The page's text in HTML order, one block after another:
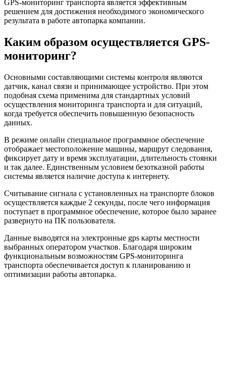
GPS-мониторинг транспорта является эффективным
решением для достижения необходимого экономического
результата в работе автопарка компании.
Каким образом осуществляется GPS-
мониторинг?
Основными составляющими системы контроля являются
датчик, канал связи и принимающее устройство. При этом
подобная схема применима для стандартных условий
осуществления мониторинга транспорта и для ситуаций,
когда требуется обеспечить повышенную безопасность
данных.
В режиме онлайн специальное программное обеспечение
отображает местоположение машины, маршрут следования,
фиксирует дату и время эксплуатации, длительность стоянки
и так далее. Единственным условием безотказной работы
системы является наличие доступа к интернету.
Считывание сигнала с установленных на транспорте блоков
осуществляется каждые 2 секунды, после чего информация
поступает в программное обеспечение, которое было заранее
развернуто на ПК пользователя.
Данные выводятся на электронные gps карты местности
выбранных оператором участков. Благодаря широким
функциональным возможностям GPS-мониторинга
транспорта обеспечивается доступ к планированию и
оптимизации работы автопарка.